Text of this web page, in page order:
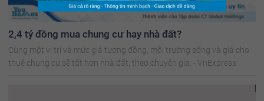
2,4 tỷ đồng mua chung cư hay nhà đất?
Cùng một vị trí và mức giá tương đồng, môi trường sống và giá cho
thuê chung cư sẽ tốt hơn nhà đất, theo chuyên gia. - VnExpress